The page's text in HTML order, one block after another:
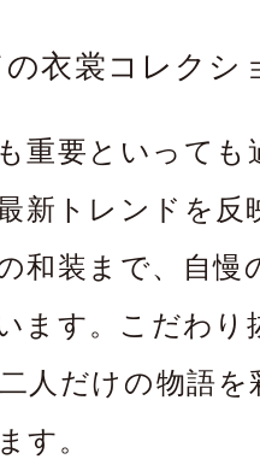
衣裳コレクシ
重要といっても
新トレンドを反
和装まで、自
ます。こだわり
人だけの物語
す。